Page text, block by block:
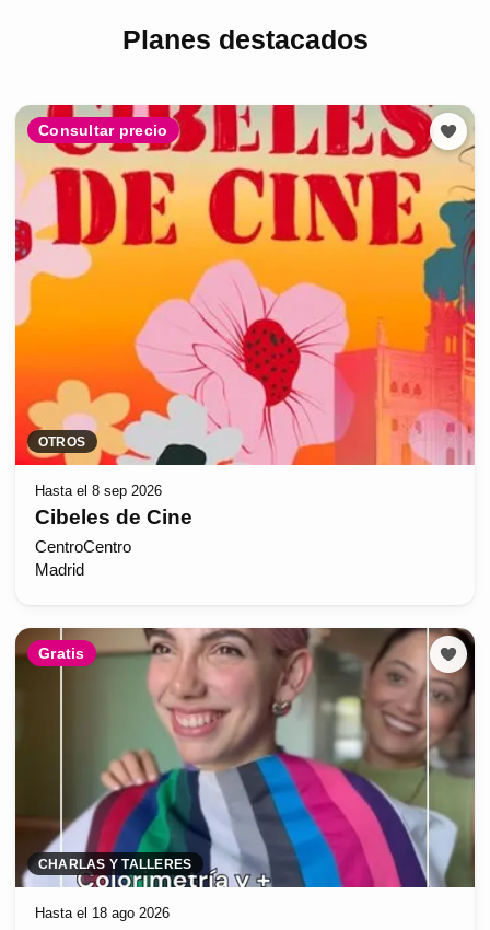
Planes destacados
Consultar precio
OTROS
Hasta el 8 sep 2026
Cibeles de Cine
CentroCentro
Madrid
Gratis
CHARLAS Y TALLERES
Hasta el 18 ago 2026